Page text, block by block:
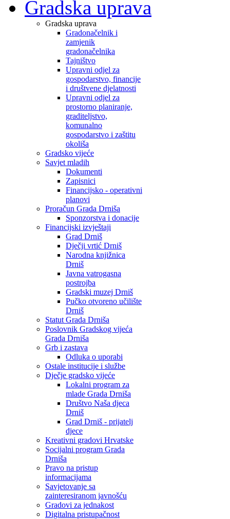
Gradska uprava
Gradska uprava
Gradonačelnik i
zamjenik
gradonačelnika
Tajništvo
Upravni odjel za
gospodarstvo, financije
i društvene djelatnosti
Upravni odjel za
prostorno planiranje,
graditeljstvo,
komunalno
gospodarstvo i zaštitu
okoliša
Gradsko vijeće
Savjet mladih
Dokumenti
Zapisnici
Financijsko - operativni
planovi
Proračun Grada Drniša
Sponzorstva i donacije
Financijski izvještaji
Grad Drniš
Dječji vrtić Drniš
Narodna knjižnica
Drniš
Javna vatrogasna
postrojba
Gradski muzej Drniš
Pučko otvoreno učilište
Drniš
Statut Grada Drniša
Poslovnik Gradskog vijeća
Grada Drniša
Grb i zastava
Odluka o uporabi
Ostale institucije i službe
Dječje gradsko vijeće
Lokalni program za
mlade Grada Drniša
Društvo Naša djeca
Drniš
Grad Drniš - prijatelj
djece
Kreativni gradovi Hrvatske
Socijalni program Grada
Drniša
Pravo na pristup
informacijama
Savjetovanje sa
zainteresiranom javnošću
Gradovi za jednakost
Digitalna pristupačnost